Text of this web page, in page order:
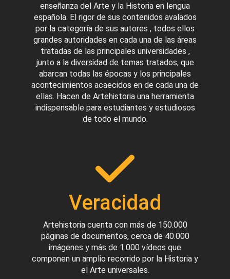
enseñanza del Arte y la Historia en lengua
española. El rigor de sus contenidos avalados
por la categoría de sus autores , todos ellos
grandes autoridades en cada una de las áreas
tratadas de las principales universidades ,
junto a la diversidad de temas tratados, que
abarcan todas las épocas y los principales
acontecimientos acaecidos en de cada una de
ellas. Hacen de Artehistoria una herramienta
indispensable para estudiantes y estudiosos
de todo el mundo.
Veracidad
Artehistoria cuenta con más de 150.000
páginas de documentos, cerca de 40.000
imágenes y más de 1.000 vídeos que
componen un amplio recorrido por la Historia y
el Arte universales.